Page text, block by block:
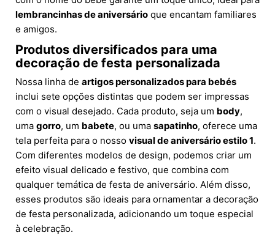
lembrancinhas de aniversário que encantam familiares
e amigos.
Produtos diversificados para uma
decoração de festa personalizada
Nossa linha de artigos personalizados para bebés
inclui sete opções distintas que podem ser impressas
com o visual desejado. Cada produto, seja um body,
uma gorro, um babete, ou uma sapatinho, oferece uma
tela perfeita para o nosso visual de aniversário estilo 1.
Com diferentes modelos de design, podemos criar um
efeito visual delicado e festivo, que combina com
qualquer temática de festa de aniversário. Além disso,
esses produtos são ideais para ornamentar a decoração
de festa personalizada, adicionando um toque especial
à celebração.